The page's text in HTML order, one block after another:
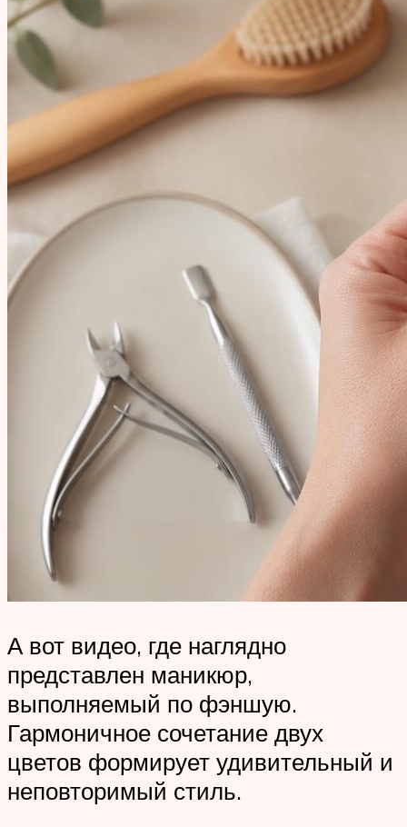
А вот видео, где наглядно
представлен маникюр,
выполняемый по фэншую.
Гармоничное сочетание двух
цветов формирует удивительный и
неповторимый стиль.